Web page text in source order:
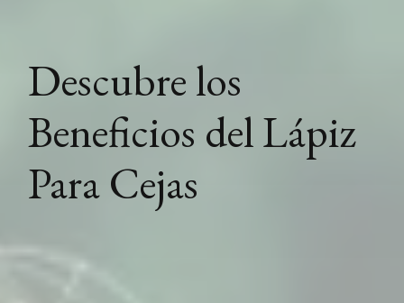
Descubre los
Beneficios del Lápiz
Para Cejas